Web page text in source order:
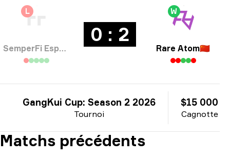
L
SemperFi Esports
0 : 2
W
Rare Atom🇨🇳
Tournoi
GangKui Cup: Season 2 2026
Cagnotte
$15 000
Matchs précédents